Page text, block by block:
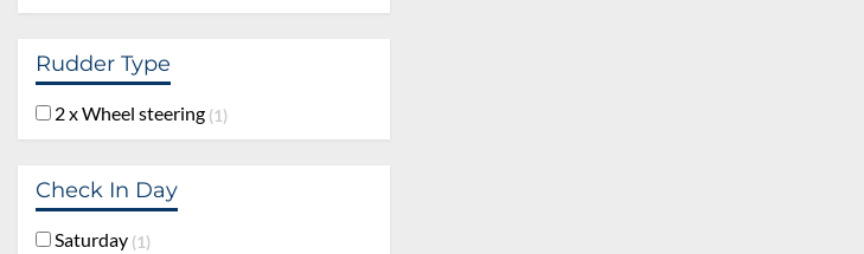
Rudder Type
2 x Wheel steering 1
Check In Day
Saturday 1